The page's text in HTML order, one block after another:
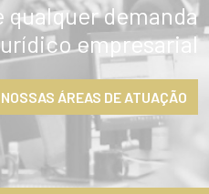
demanda
empresarial
ÁREAS DE ATUAÇÃO